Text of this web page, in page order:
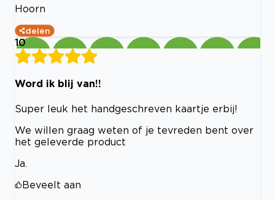
Hoorn
delen
10
Word ik blij van!!
Super leuk het handgeschreven kaartje erbij!
We willen graag weten of je tevreden bent over
het geleverde product
Ja.
Beveelt aan